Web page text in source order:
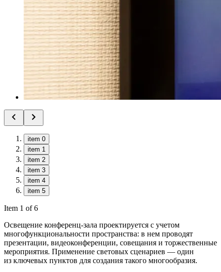
item 0
item 1
item 2
item 3
item 4
item 5
Item 1 of 6
Освещение конференц-зала проектируется с учетом
многофункциональности пространства: в нем проводят
презентации, видеоконференции, совещания и торжественные
мероприятия. Применение световых сценариев — один
из ключевых пунктов для создания такого многообразия.